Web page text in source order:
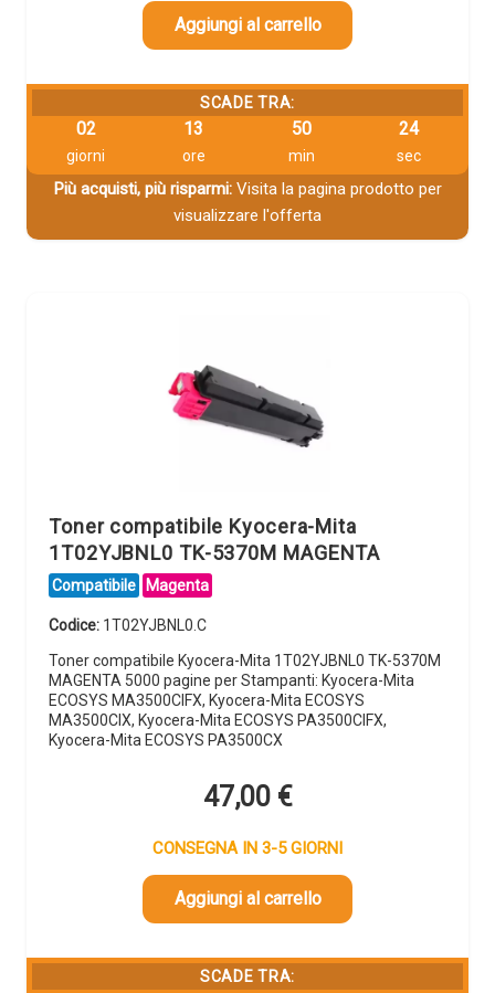
Aggiungi al carrello
SCADE TRA:
02
giorni
13
ore
50
min
23
sec
Più acquisti, più risparmi:Visita la pagina prodotto per
visualizzare l'offerta
Toner compatibile Kyocera-Mita
1T02YJBNL0 TK-5370M MAGENTA
Compatibile Magenta
Codice: 1T02YJBNL0.C
Toner compatibile Kyocera-Mita 1T02YJBNL0 TK-5370M
MAGENTA 5000 pagine per Stampanti: Kyocera-Mita
ECOSYS MA3500CIFX, Kyocera-Mita ECOSYS
MA3500CIX, Kyocera-Mita ECOSYS PA3500CIFX,
Kyocera-Mita ECOSYS PA3500CX
47,00 €
CONSEGNA IN 3-5 GIORNI
Aggiungi al carrello
SCADE TRA: